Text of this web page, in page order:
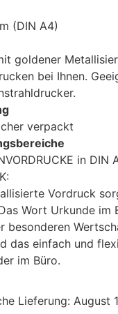
(DIN A4)
goldener
bei Ihnen.
verpackt
in
Vordruck
Wort Urkunde im
besonderen
das einfach und
im Büro.
Lieferung: August